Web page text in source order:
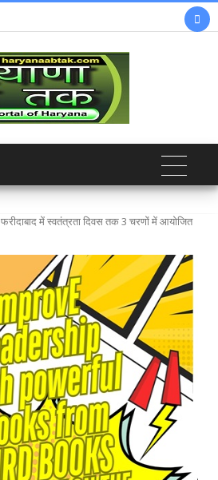

फरीदाबाद में स्वतंत्रता दिवस तक 3 चरणों में आयोजित